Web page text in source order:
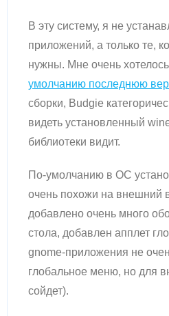
В эту систему, я не
приложений, а только те,
нужны. Мне очень хотелось
умолчанию последнюю
сборки, Budgie
видеть установленный
библиотеки видит.
По-умолчанию в ОС
очень похожи на внешний
добавлено очень много
стола, добавлен апплет
gnome-приложения не
глобальное меню, но для
сойдет).